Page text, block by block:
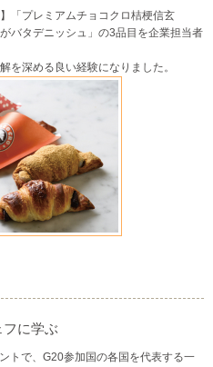
「プレミアムチョコクロ桔梗信玄
バタデニッシュ」の3品目を企業担当者
を深める良い経験になりました。
に学ぶ
トで、G20参加国の各国を代表する一